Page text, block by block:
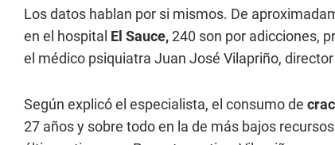
Los datos hablan por si mismos. De
en el hospital El Sauce,240 son por adicciones,
el médico psiquiatra Juan José Vilapriño,
Según explicó el especialista, el consumo de
27 años y sobre todo en la de más bajos